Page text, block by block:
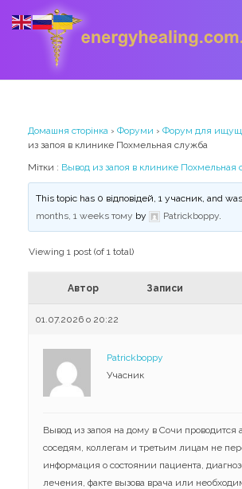
Energyhealing
Анастасія медіум,контактер,щоденник медіума,Майстер,цілительство,карма терапія,консультація онлайн,астрологія
ФОРУМ
ДОПОМОГА
Консультація онлайн
Сеанси
Астрологія
Карма терапія
Очищення житла
Бізнес допомога
ШКОЛА
Кодекс
Ангельське цілительство
Ступені
Навчання
Сакральні тури
Карти Духів
Домашня сторінка › Форуми › Форум для
из запоя в клинике Похмельная служба
Мітки : Вывод из запоя в клинике Похмельная
This topic has 0 відповідей, 1 учасник, and
months, 1 weeks тому by Patrickboppy.
Viewing 1 post (of 1 total)
Автор Записи
01.07.2026 о 20:22
Patrickboppy
Учасник
Вывод из запоя на дому в Сочи проводится
соседям, коллегам и третьим лицам не
информация о состоянии пациента,
лечения, факте вызова врача или